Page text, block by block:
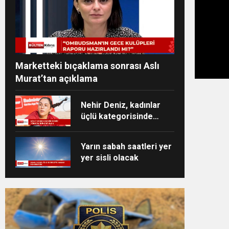
Marketteki bıçaklama sonrası Aslı
Murat’tan açıklama
Nehir Deniz, kadınlar
üçlü kategorisinde
Yarın sabah saatleri yer
yer sisli olacak